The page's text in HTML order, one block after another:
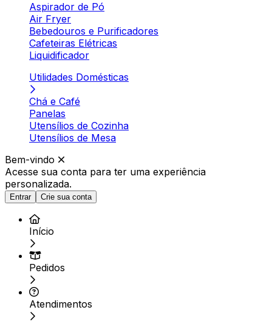
Aspirador de Pó
Air Fryer
Bebedouros e Purificadores
Cafeteiras Elétricas
Liquidificador
Utilidades Domésticas
Chá e Café
Panelas
Utensílios de Cozinha
Utensílios de Mesa
Bem-vindo
Acesse sua conta para ter uma experiência
personalizada.
Entrar Crie sua conta
Início
Pedidos
Atendimentos